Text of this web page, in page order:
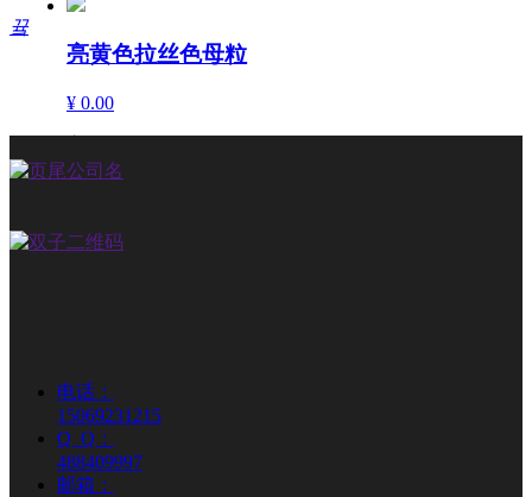
亮黄色拉丝色母粒
¥ 0.00
桔黄色拉丝色母粒
¥ 0.00
立即购买
끀
电话：
15069231215
Q  Q：
488409997
邮箱：